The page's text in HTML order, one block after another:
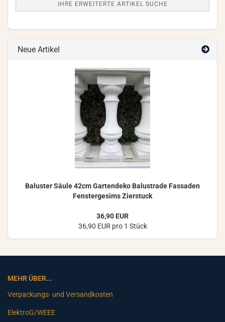
IHRE ERWEITERTE ARTIKEL SUCHE
Neue Artikel
Ba­lus­ter Säule 42cm Gar­ten­de­ko Ba­lus­tra­de Fas­sa­den
Fens­ter­ge­sims Zier­stuck
36,90 EUR
36,90 EUR pro 1 Stück
MEHR ÜBER...
Verpackungs- und Versandkosten
ElektroG/WEEE